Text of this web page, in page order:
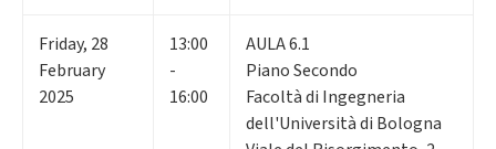
Friday, 28
February
2025
13:00
-
16:00
AULA 6.1
Piano Secondo
Facoltà di Ingegneria
dell'Università di Bologna